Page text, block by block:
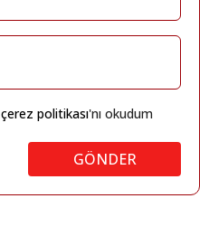
çerez politikası'nı okudum
GÖNDER